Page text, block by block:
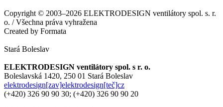
Copyright © 2003–2026 ELEKTRODESIGN ventilátory spol. s. r.
o. / Všechna práva vyhražena
Created by Formata
Stará Boleslav
ELEKTRODESIGN ventilátory spol. s r. o.
Boleslavská 1420, 250 01 Stará Boleslav
elektrodesign[zav]elektrodesign[teč]cz
(+420) 326 90 90 30; (+420) 326 90 90 20